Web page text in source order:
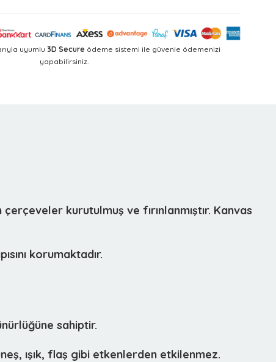
uyumlu 3D Secure ödeme sistemi ile güvenle ödemenizi
yapabilirsiniz.
kurutulmuş ve fırınlanmıştır. Kanvas
korumaktadır.
sahiptir.
ışık, flaş gibi etkenlerden etkilenmez.